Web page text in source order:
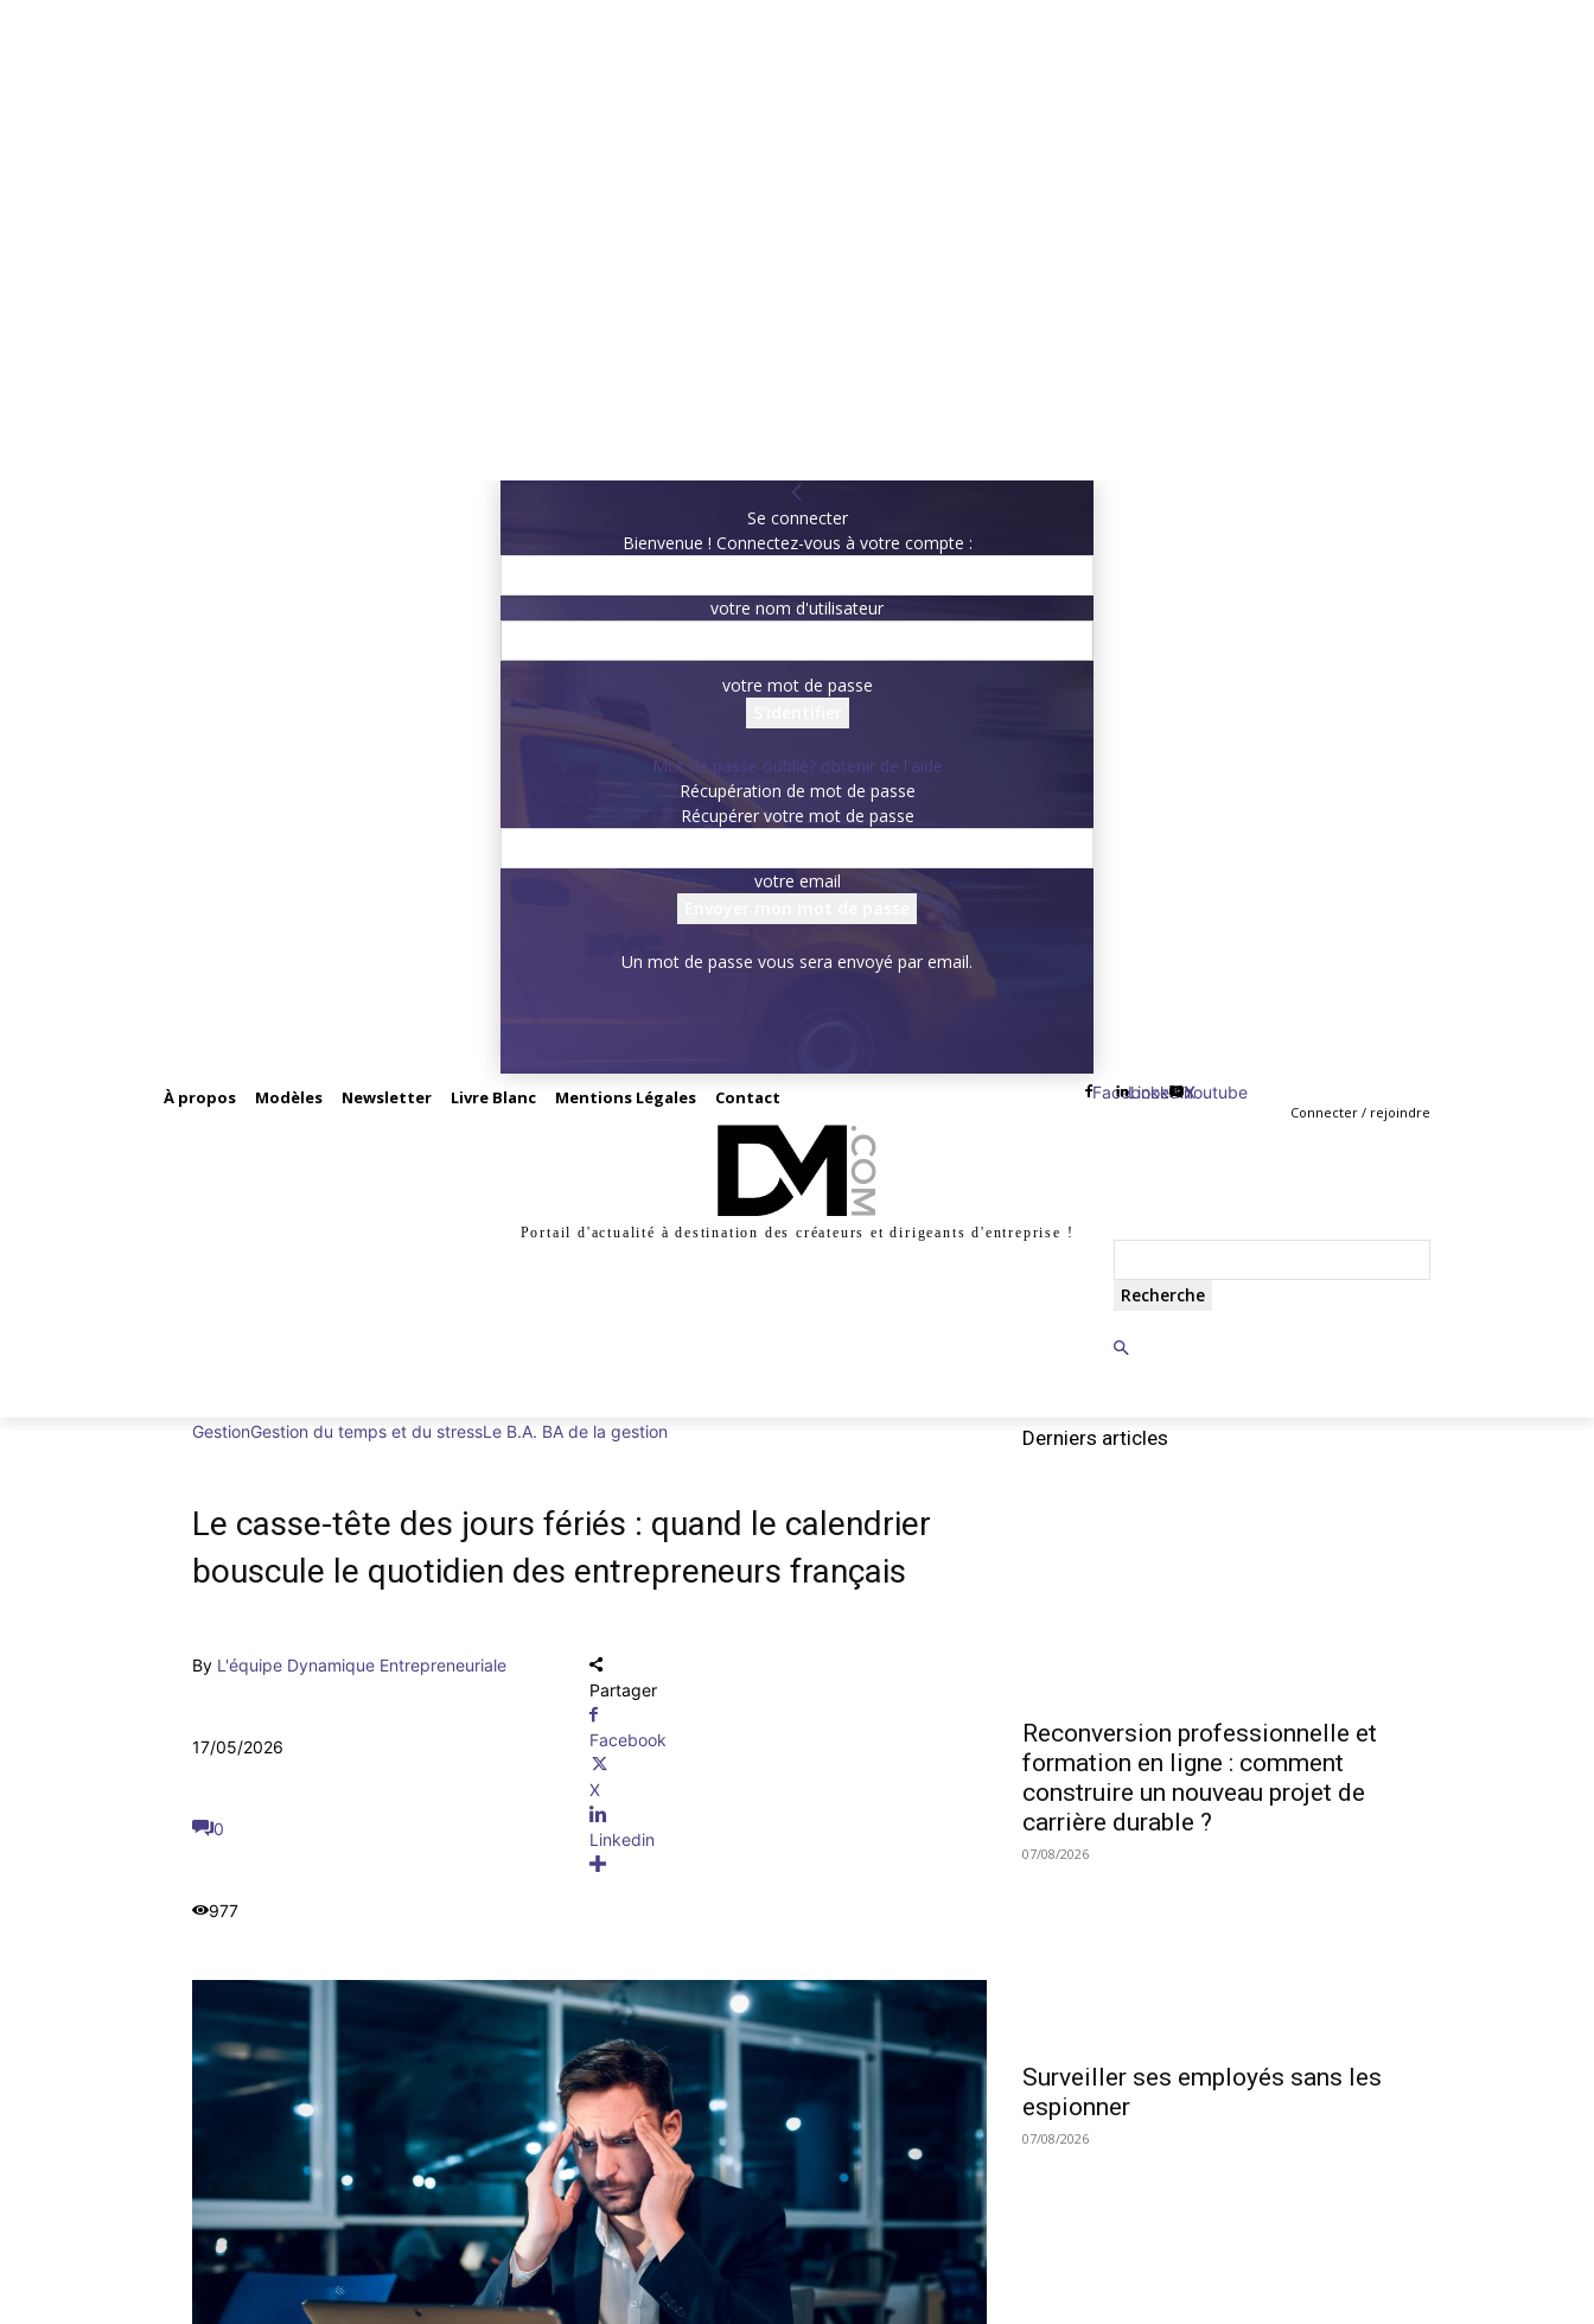
Se connecter
Bienvenue ! Connectez-vous à votre compte :
votre nom d'utilisateur
votre mot de passe
Mot de passe oublié? obtenir de l'aide
Récupération de mot de passe
Récupérer votre mot de passe
votre email
Un mot de passe vous sera envoyé par email.
À propos Modèles Newsletter Livre Blanc Mentions Légales Contact Facebook
Linkedin
X
Youtube
Connecter / rejoindre
Portail d'actualité à destination des créateurs et dirigeants d'entreprise !
Recherche
GestionGestion du temps et du stressLe B.A. BA de la gestion
Le casse-tête des jours fériés : quand le calendrier
bouscule le quotidien des entrepreneurs français
By L'équipe Dynamique Entrepreneuriale
17/05/2026
0
977
Partager
Facebook
X
Linkedin
Derniers articles
Reconversion professionnelle et
formation en ligne : comment
construire un nouveau projet de
carrière durable ?
07/08/2026
Surveiller ses employés sans les
espionner
07/08/2026